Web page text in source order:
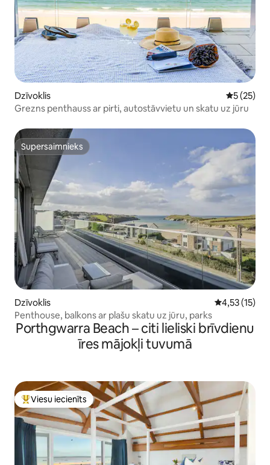
Dzīvoklis Vidējais
5 (25)
Grezns penthauss ar pirti, autostāvvietu un skatu uz jūru
Supersaimnieks
Supersaimnieks
Dzīvoklis Vidējais
4,53 (15)
Penthouse, balkons ar plašu skatu uz jūru, parks
Porthgwarra Beach – citi lieliski brīvdienu
īres mājokļi tuvumā
Populārs viesu iecienīts mājoklis
Viesu iecienīts